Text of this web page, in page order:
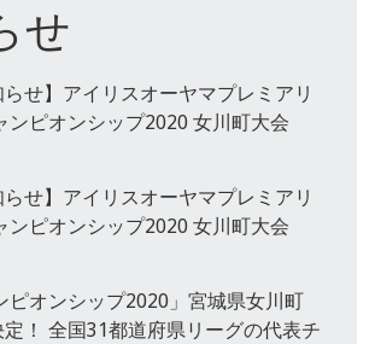
せ
らせ】アイリスオーヤマプレミアリ
ンピオンシップ2020 女川町大会
らせ】アイリスオーヤマプレミアリ
ンピオンシップ2020 女川町大会
ピオンシップ2020」宮城県女川町
！ 全国31都道府県リーグの代表チ